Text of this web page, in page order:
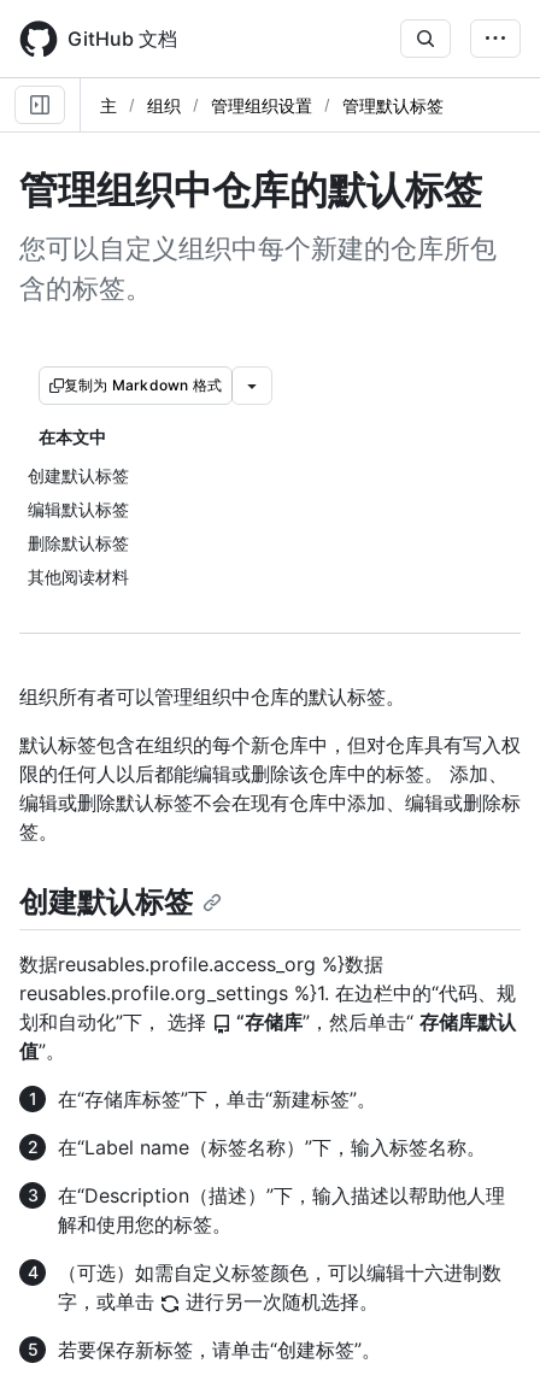
main
content
GitHub 文档
主 组织 管理组织设置 管理默认标签
管理组织中仓库的默认标签
您可以自定义组织中每个新建的仓库所包
含的标签。
复制为 Markdown 格式
在本文中
创建默认标签
编辑默认标签
删除默认标签
其他阅读材料
组织所有者可以管理组织中仓库的默认标签。
默认标签包含在组织的每个新仓库中，但对仓库具有写入权
限的任何人以后都能编辑或删除该仓库中的标签。 添加、
编辑或删除默认标签不会在现有仓库中添加、编辑或删除标
签。
创建默认标签
数据reusables.profile.access_org %}数据
reusables.profile.org_settings %}1. 在边栏中的“代码、规
划和自动化”下， 选择
“存储库”，然后单击“ 存储库默认
值”。
在“存储库标签”下，单击“新建标签”。
在“Label name（标签名称）”下，输入标签名称。
在“Description（描述）”下，输入描述以帮助他人理
解和使用您的标签。
（可选）如需自定义标签颜色，可以编辑十六进制数
字，或单击
进行另一次随机选择。
若要保存新标签，请单击“创建标签”。